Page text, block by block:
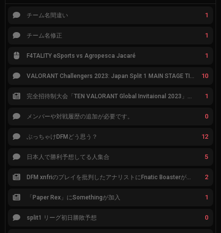
チーム名間違い 1
チーム名修正 1
F4TALITY eSports vs Agropesca Jacaré 1
10
1
メンバーや対戦履歴の追加が必要です。 0
ぶっちゃけDFMどう思う？ 12
日本人で勝利予想してる人集合 5
DFM xnfriのプレイを批判したアナリストにFnatic Boasterが反応「DFMは仕組みの強化が必要なだけ」 2
「Paper Rex」にSomethingが加入 1
split1 リーグ初日勝敗予想 0